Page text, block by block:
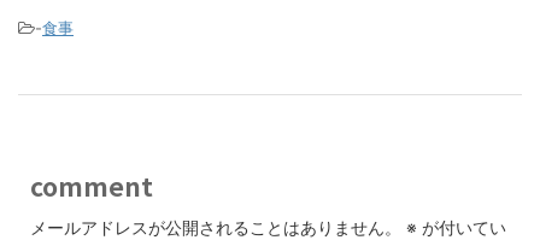
-食事
comment
メールアドレスが公開されることはありません。 ※ が付いてい